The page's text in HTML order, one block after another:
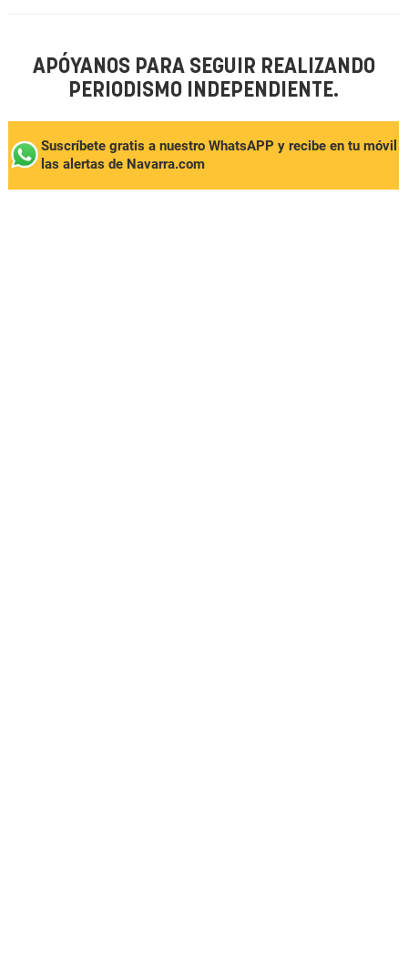
APÓYANOS PARA SEGUIR REALIZANDO
PERIODISMO INDEPENDIENTE.
Suscríbete gratis a nuestro WhatsAPP y recibe en tu móvil
las alertas de Navarra.com